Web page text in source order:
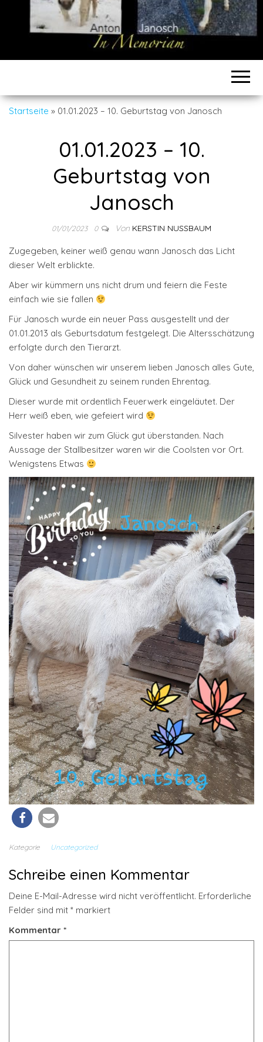
Startseite » 01.01.2023 – 10. Geburtstag von Janosch
01.01.2023 – 10.
Geburtstag von
Janosch
01/01/2023 0 Von KERSTIN NUSSBAUM
Zugegeben, keiner weiß genau wann Janosch das Licht
dieser Welt erblickte.
Aber wir kümmern uns nicht drum und feiern die Feste
einfach wie sie fallen
Für Janosch wurde ein neuer Pass ausgestellt und der
01.01.2013 als Geburtsdatum festgelegt. Die Altersschätzung
erfolgte durch den Tierarzt.
Von daher wünschen wir unserem lieben Janosch alles Gute,
Glück und Gesundheit zu seinem runden Ehrentag.
Dieser wurde mit ordentlich Feuerwerk eingeläutet. Der
Herr weiß eben, wie gefeiert wird
Silvester haben wir zum Glück gut überstanden. Nach
Aussage der Stallbesitzer waren wir die Coolsten vor Ort.
Wenigstens Etwas
Kategorie Uncategorized
Schreibe einen Kommentar
Deine E-Mail-Adresse wird nicht veröffentlicht. Erforderliche
Felder sind mit * markiert
Kommentar *